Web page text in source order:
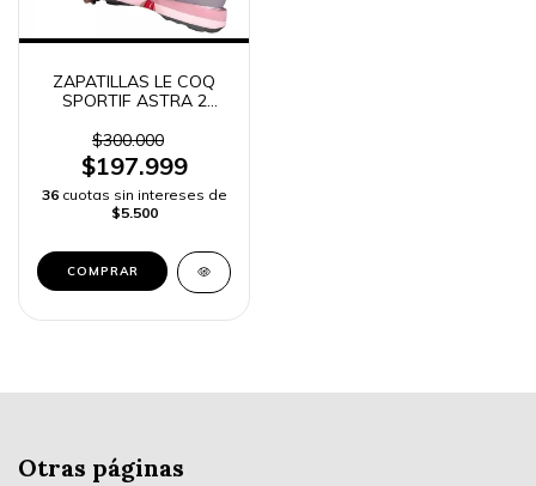
ZAPATILLAS LE COQ
SPORTIF ASTRA 2
$300.000
$197.999
36 cuotas sin intereses de
$5.500
COMPRAR
Otras páginas